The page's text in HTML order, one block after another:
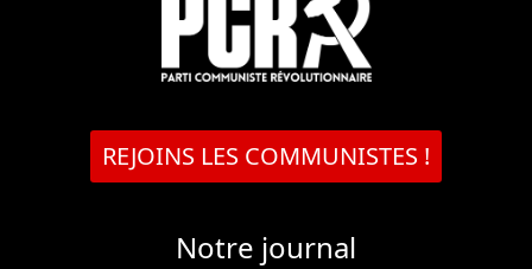
REJOINS LES COMMUNISTES !
Notre journal